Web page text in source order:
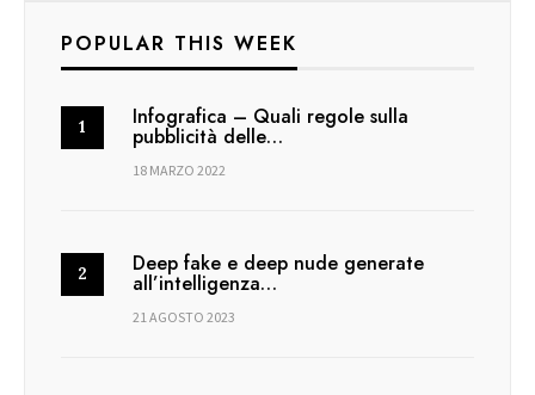
POPULAR THIS WEEK
Infografica – Quali regole sulla
pubblicità delle…
18 MARZO 2022
Deep fake e deep nude generate
all’intelligenza…
21 AGOSTO 2023